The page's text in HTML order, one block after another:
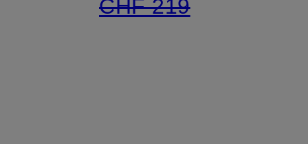
CHF 219